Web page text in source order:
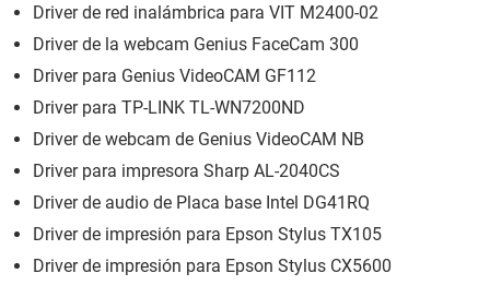
Driver de red inalámbrica para VIT M2400-02
Driver de la webcam Genius FaceCam 300
Driver para Genius VideoCAM GF112
Driver para TP-LINK TL-WN7200ND
Driver de webcam de Genius VideoCAM NB
Driver para impresora Sharp AL-2040CS
Driver de audio de Placa base Intel DG41RQ
Driver de impresión para Epson Stylus TX105
Driver de impresión para Epson Stylus CX5600